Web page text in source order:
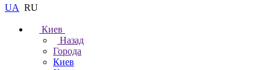
UA RU
Киев
Назад
Города
Киев